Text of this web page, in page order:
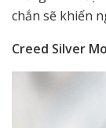
chắn sẽ khiến
Creed Silver